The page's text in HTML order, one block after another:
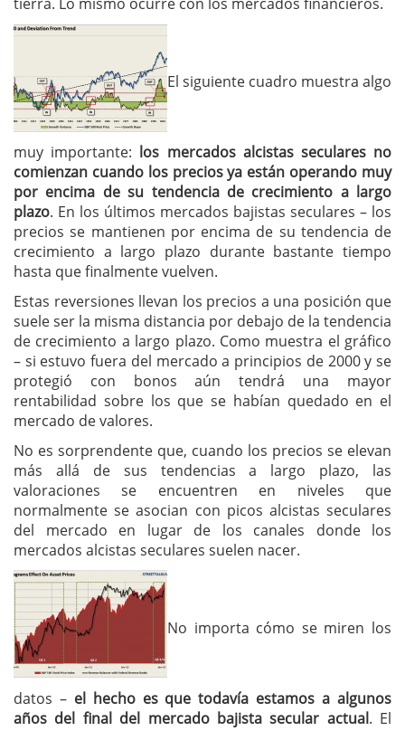
El siguiente cuadro muestra algo
muy importante: los mercados alcistas seculares no
comienzan cuando los precios ya están operando muy
por encima de su tendencia de crecimiento a largo
plazo. En los últimos mercados bajistas seculares – los
precios se mantienen por encima de su tendencia de
crecimiento a largo plazo durante bastante tiempo
hasta que finalmente vuelven.
Estas reversiones llevan los precios a una posición que
suele ser la misma distancia por debajo de la tendencia
de crecimiento a largo plazo. Como muestra el gráfico
– si estuvo fuera del mercado a principios de 2000 y se
protegió con bonos aún tendrá una mayor
rentabilidad sobre los que se habían quedado en el
mercado de valores.
No es sorprendente que, cuando los precios se elevan
más allá de sus tendencias a largo plazo, las
valoraciones se encuentren en niveles que
normalmente se asocian con picos alcistas seculares
del mercado en lugar de los canales donde los
mercados alcistas seculares suelen nacer.
No importa cómo se miren los
datos – el hecho es que todavía estamos a algunos
años del final del mercado bajista secular actual. El